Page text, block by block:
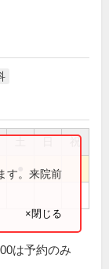
祝
す。来院前
×閉じる
は予約のみ